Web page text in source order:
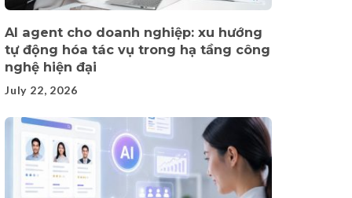
AI agent cho doanh nghiệp: xu hướng
tự động hóa tác vụ trong hạ tầng công
nghệ hiện đại
July 22, 2026